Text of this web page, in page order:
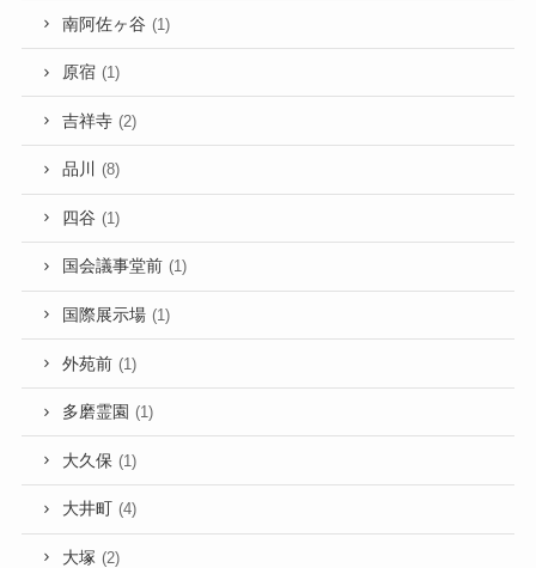
南阿佐ヶ谷 (1)
原宿 (1)
吉祥寺 (2)
品川 (8)
四谷 (1)
国会議事堂前 (1)
国際展示場 (1)
外苑前 (1)
多磨霊園 (1)
大久保 (1)
大井町 (4)
大塚 (2)